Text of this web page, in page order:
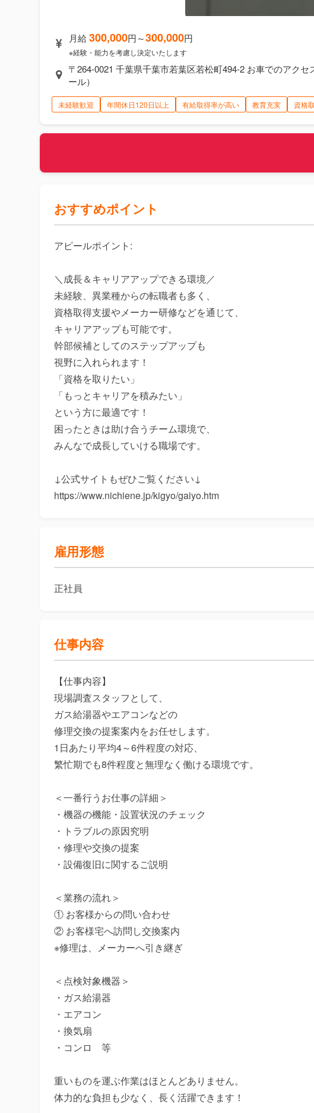
月給300,000円～300,000円
※経験・能力を考慮し決定いたします
〒264-0021 千葉県千葉市若葉区若松町494-2 お車でのアク
ール）
未経験歓迎 年間休日120日以上 有給取得率が高い 教育充実 資格
おすすめポイント
アピールポイント:
＼成長＆キャリアアップできる環境／
未経験、異業種からの転職者も多く、
資格取得支援やメーカー研修などを通じて、
キャリアアップも可能です。
幹部候補としてのステップアップも
視野に入れられます！
「資格を取りたい」
「もっとキャリアを積みたい」
という方に最適です！
困ったときは助け合うチーム環境で、
みんなで成長していける職場です。
↓公式サイトもぜひご覧ください↓
https://www.nichiene.jp/kigyo/gaiyo.htm
雇用形態
正社員
仕事内容
【仕事内容】
現場調査スタッフとして、
ガス給湯器やエアコンなどの
修理交換の提案案内をお任せします。
1日あたり平均4～6件程度の対応、
繁忙期でも8件程度と無理なく働ける環境です。
＜一番行うお仕事の詳細＞
・機器の機能・設置状況のチェック
・トラブルの原因究明
・修理や交換の提案
・設備復旧に関するご説明
＜業務の流れ＞
① お客様からの問い合わせ
② お客様宅へ訪問し交換案内
※修理は、メーカーへ引き継ぎ
＜点検対象機器＞
・ガス給湯器
・エアコン
・換気扇
・コンロ　等
重いものを運ぶ作業はほとんどありません。
体力的な負担も少なく、長く活躍できます！